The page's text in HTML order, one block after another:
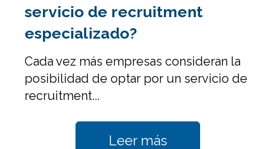
servicio de recruitment
especializado?
Cada vez más empresas consideran la
posibilidad de optar por un servicio de
recruitment...
Leer más